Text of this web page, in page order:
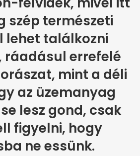
szép természeti
lehet találkozni
ráadásul errefelé
mint a déli
az üzemanyag
lesz gond, csak
figyelni, hogy
ne essünk.